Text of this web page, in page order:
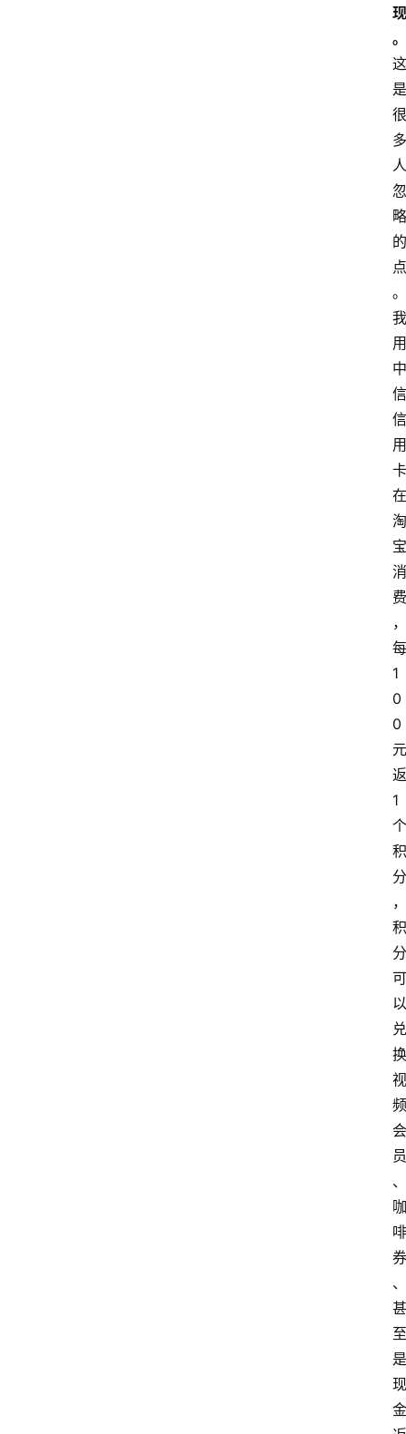
现
。
这
是
很
多
人
忽
略
的
点
。
我
用
中
信
信
用
卡
在
淘
宝
消
费
，
每
1
0
0
元
返
1
个
积
分
，
积
分
可
以
兑
换
视
频
会
员
、
咖
啡
券
、
甚
至
是
现
金